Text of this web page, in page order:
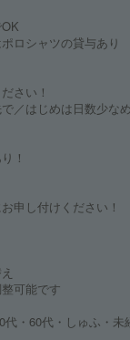
シャツの貸与あり
さい！
／はじめは日数少な
！
申し付けください！
可能です
・60代・しゅふ・未